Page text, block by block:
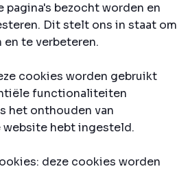
pagina's bezocht worden en
Dit stelt ons in staat om
te verbeteren.
cookies worden gebruikt
functionaliteiten
het onthouden van
hebt ingesteld.
deze cookies worden